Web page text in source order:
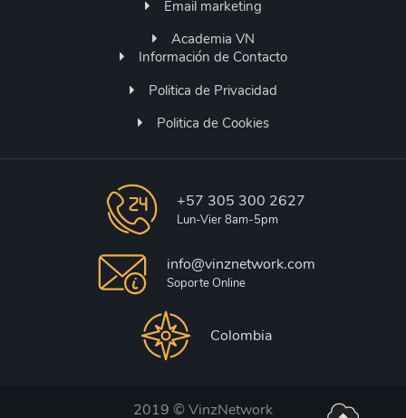
Email marketing
Academia VN
Información de Contacto
Politica de Privacidad
Politica de Cookies
+57 305 300 2627
Lun-Vier 8am-5pm
info@vinznetwork.com
Soporte Online
Colombia
2019 © VinzNetwork